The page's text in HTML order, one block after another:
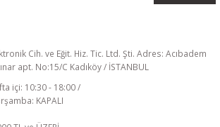
Cih. ve Eğit. Hiz. Tic. Ltd. Şti. Adres: Acıbadem
apt. No:15/C Kadıköy / İSTANBUL
içi: 10:30 - 18:00 /
KAPALI